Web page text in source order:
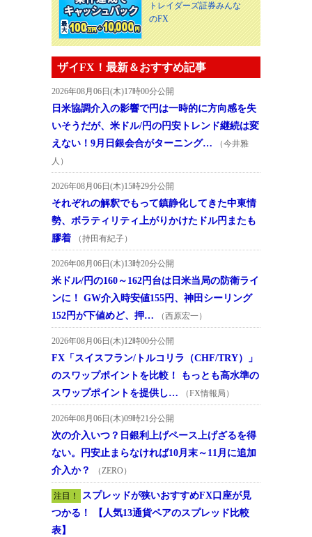
トレイダーズ証券みんな
のFX
ザイFX！最新＆おすすめ記事
2026年08月06日(木)17時00分公開
日米協調介入の影響で円は一時的に方向感を失
いそうだが、米ドル/円の円安トレンド継続は変
えない！9月日銀会合がターニング…
（今井雅
人）
2026年08月06日(木)15時29分公開
それぞれの解釈でもって鎮静化してきた中東情
勢、ボラティリティ上がりかけたドル円またも
膠着
（持田有紀子）
2026年08月06日(木)13時20分公開
米ドル/円の160～162円台は日米当局の防衛ライ
ンに！ GW介入時安値155円、神田シーリング
152円が下値めど、押…
（西原宏一）
2026年08月06日(木)12時00分公開
FX「スイスフラン/トルコリラ（CHF/TRY）」
のスワップポイントを比較！ もっとも高水準の
スワップポイントを提供し…
（FX情報局）
2026年08月06日(木)09時21分公開
次の介入いつ？日銀利上げペース上げざるを得
ない。円安止まらなければ10月末～11月に追加
介入か？
（ZERO）
注目！
スプレッドが狭いおすすめFX口座が見
つかる！ 【人気13通貨ペアのスプレッド比較
表】